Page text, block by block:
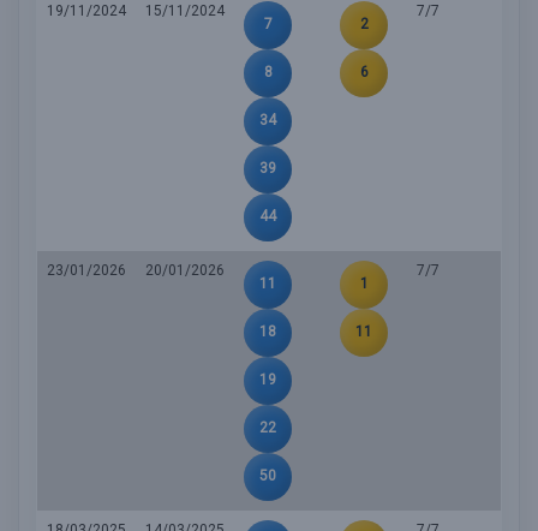
19/11/2024
15/11/2024
7
8
34
39
44
2
6
7/7
23/01/2026
20/01/2026
11
18
19
22
50
1
11
7/7